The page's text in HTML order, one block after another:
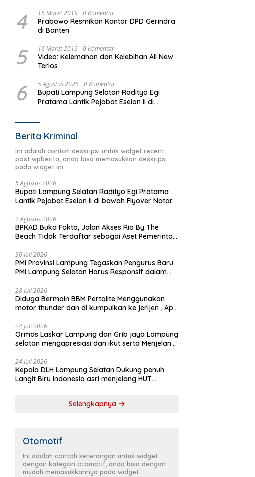
4 16 Maret 2019 0 Komentar
Prabowo Resmikan Kantor DPD Gerindra
di Banten
5 16 Maret 2019 0 Komentar
Video: Kelemahan dan Kelebihan All New
Terios
6 5 Agustus 2026 0 Komentar
Bupati Lampung Selatan Radityo Egi
Pratama Lantik Pejabat Eselon II di
Berita Kriminal
Ini adalah contoh deskripsi untuk widget recent
post wpberita, anda bisa memasukkan deskripsi
pada widget ini.
5 Agustus 2026
Bupati Lampung Selatan Radityo Egi Pratama
Lantik Pejabat Eselon II di bawah Flyover Natar
2 Agustus 2026
BPKAD Buka Fakta, Jalan Akses Rio By The
Beach Tidak Terdaftar sebagai Aset Pemerintah
30 Juli 2026
PMI Provinsi Lampung Tegaskan Pengurus Baru
PMI Lampung Selatan Harus Responsif dalam
28 Juli 2026
Diduga Bermain BBM Pertalite Menggunakan
motor thunder dan di kumpulkan ke jerijen , Apri
24 Juli 2026
Ormas Laskar Lampung dan Grib jaya Lampung
selatan mengapresiasi dan ikut serta Menjelang
pimpinan cabang) Partai Demokrat Lampung
Selatan gelar aksi bersih-bersih pantai dan
menanam pohon
24 Juli 2026
Kepala DLH Lampung Selatan Dukung penuh
Langit Biru indonesia asri menjelang HUT
Selengkapnya
Otomotif
Ini adalah contoh keterangan untuk widget
dengan kategori otomotif, anda bisa dengan
mudah memasukkannya pada widget.